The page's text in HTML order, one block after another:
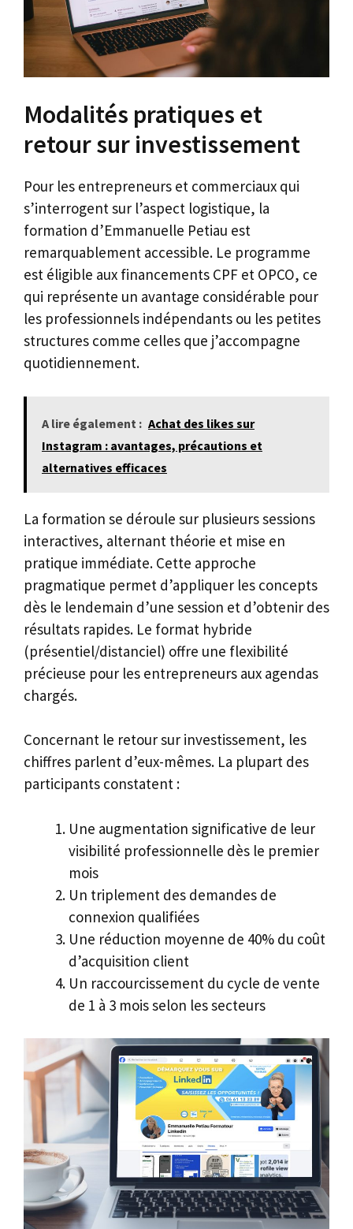
Modalités pratiques et
retour sur investissement
Pour les entrepreneurs et commerciaux qui
s’interrogent sur l’aspect logistique, la
formation d’Emmanuelle Petiau est
remarquablement accessible. Le programme
est éligible aux financements CPF et OPCO, ce
qui représente un avantage considérable pour
les professionnels indépendants ou les petites
structures comme celles que j’accompagne
quotidiennement.
A lire également : Achat des likes sur
Instagram : avantages, précautions et
alternatives efficaces
La formation se déroule sur plusieurs sessions
interactives, alternant théorie et mise en
pratique immédiate. Cette approche
pragmatique permet d’appliquer les concepts
dès le lendemain d’une session et d’obtenir des
résultats rapides. Le format hybride
(présentiel/distanciel) offre une flexibilité
précieuse pour les entrepreneurs aux agendas
chargés.
Concernant le retour sur investissement, les
chiffres parlent d’eux-mêmes. La plupart des
participants constatent :
Une augmentation significative de leur
visibilité professionnelle dès le premier
mois
Un triplement des demandes de
connexion qualifiées
Une réduction moyenne de 40% du coût
d’acquisition client
Un raccourcissement du cycle de vente
de 1 à 3 mois selon les secteurs